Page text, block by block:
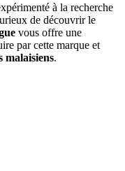
à la recherche
de découvrir le
vous offre une
par cette marque et
malaisiens.